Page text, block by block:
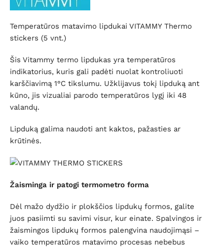
Temperatūros matavimo lipdukai VITAMMY Thermo
stickers (5 vnt.)
Šis Vitammy termo lipdukas yra temperatūros
indikatorius, kuris gali padėti nuolat kontroliuoti
karščiavimą 1°C tikslumu. Užklijavus tokį lipduką ant
kūno, jis vizualiai parodo temperatūros lygį iki 48
valandų.
Lipduką galima naudoti ant kaktos, pažasties ar
krūtinės.
Žaisminga ir patogi termometro forma
Dėl mažo dydžio ir plokščios lipdukų formos, galite
juos pasiimti su savimi visur, kur einate. Spalvingos ir
žaismingos lipdukų formos palengvina naudojimąsi –
vaiko temperatūros matavimo procesas nebebus